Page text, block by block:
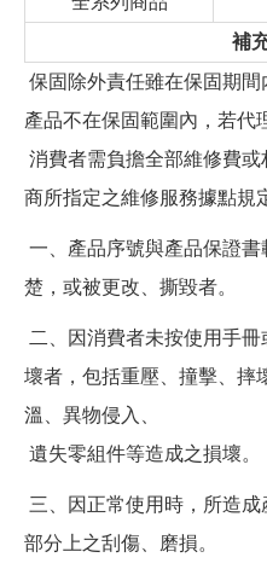
補
保固除外責任雖在保固期
產品不在保固範圍內，若代
消費者需負擔全部維修費
商所指定之維修服務據點規
一、產品序號與產品保證
楚，或被更改、撕毀者。
二、因消費者未按使用手
壞者，包括重壓、撞擊、摔
溫、異物侵入、
遺失零組件等造成之損壞。
三、因正常使用時，所造
部分上之刮傷、磨損。